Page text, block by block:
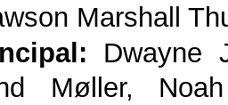
Marshall
Dwayne
Møller,